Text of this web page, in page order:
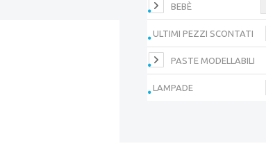
BEBÈ
ULTIMI PEZZI SCONTATI
PASTE MODELLABILI
LAMPADE